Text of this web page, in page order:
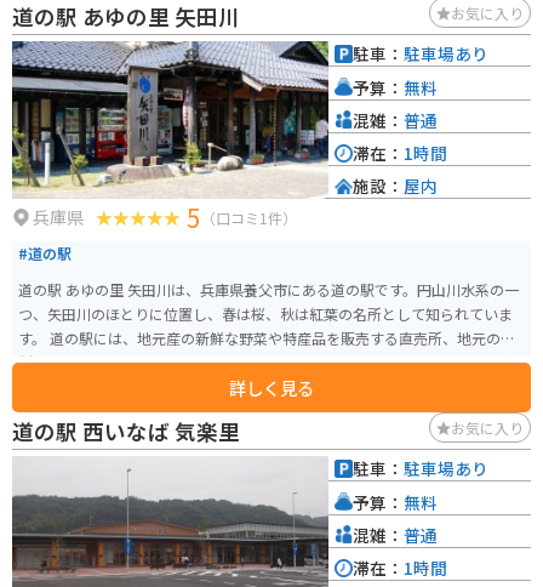
などの観光スポットも点在しており、鳥取観光の拠点としても便利です。道
の駅で購入できる梨ソフトクリームは、鳥取県産の二十世紀梨を使用してお
り、濃厚な甘さと爽やかな風味が楽しめます。
道の駅 あゆの里 矢田川 お気に入り
兵庫県 5 （口コミ1件）
#道の駅
道の駅 あゆの里 矢田川は、兵庫県養父市にある道の駅です。円山川水系の一
つ、矢田川のほとりに位置し、春は桜、秋は紅葉の名所として知られていま
す。 道の駅には、地元産の新鮮な野菜や特産品を販売する直売所、地元の食
材を使った料理を提供するレストランがあります。特におすすめは、但馬牛
を使った料理や、名産の鮎を使った鮎飯です。また、道の駅に隣接して、日帰
り温泉施設「あゆの温泉」もあり、ドライブの疲れを癒すことができます。
バイクで訪れる場合、道の駅の駐車場は広く、駐輪スペースも確保されてい
ます。ツーリングの休憩場所としても最適です。周辺には、天空の城として知
られる竹田城跡や、日本の滝百選に選ばれている天滝など、観光スポットも
豊富です。 道の駅 あゆの里 矢田川は、自然豊かな環境の中で、地元の美味し
いものを味わったり、温泉でゆっくりとくつろいだりできる場所です。ドラ
イブやツーリングの目的地として、ぜひ訪れてみてください。
詳しく見る
駐車： 駐車場あり
予算： 無料
混雑： 普通
滞在： 1時間
施設： 屋内
道の駅 西いなば 気楽里 お気に入り
駐車： 駐車場あり
予算： 無料
混雑： 普通
滞在： 1時間